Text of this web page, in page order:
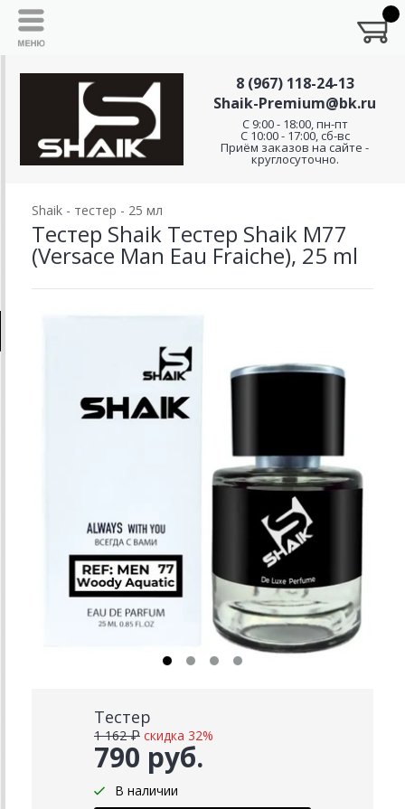
8 (967) 118-24-13
Shaik-Premium@bk.ru
C 9:00 - 18:00, пн-пт
С 10:00 - 17:00, сб-вс
Приём заказов на сайте -
круглосуточно.
Shaik - тестер - 25 мл
Тестер Shaik Тестер Shaik M77
(Versace Man Eau Fraiche), 25 ml
Тестер
790 руб.
1 162 ₽ скидка 32%
В наличии